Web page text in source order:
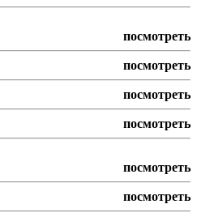
посмотреть
посмотреть
посмотреть
посмотреть
посмотреть
посмотреть